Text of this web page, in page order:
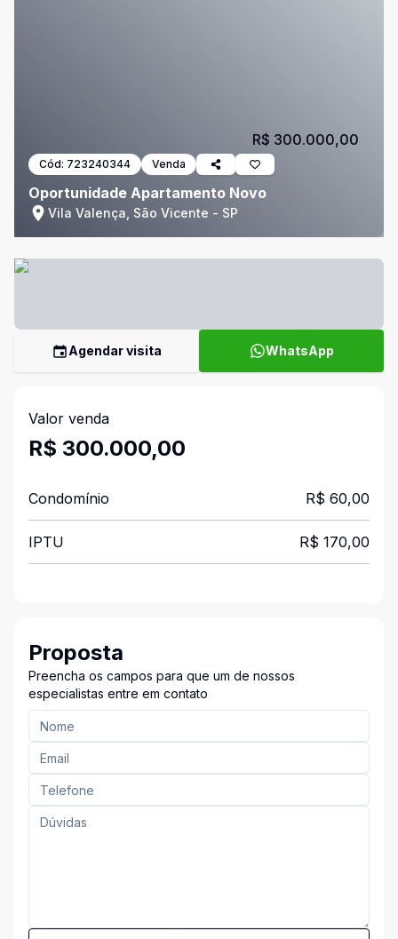
Cód: 723240344 Venda
Oportunidade Apartamento Novo
Vila Valença, São Vicente - SP
R$ 300.000,00
Agendar visita WhatsApp
Valor venda
R$ 300.000,00
Condomínio R$ 60,00
IPTU R$ 170,00
Proposta
Preencha os campos para que um de nossos
especialistas entre em contato